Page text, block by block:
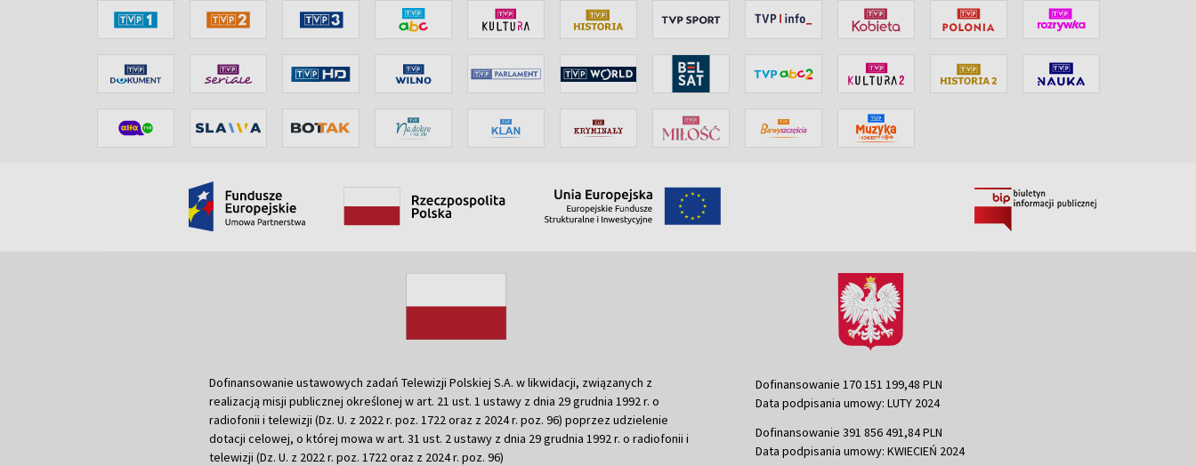
Dofinansowanie ustawowych zadań Telewizji Polskiej S.A. w likwidacji, związanych z
realizacją misji publicznej określonej w art. 21 ust. 1 ustawy z dnia 29 grudnia 1992 r. o
radiofonii i telewizji (Dz. U. z 2022 r. poz. 1722 oraz z 2024 r. poz. 96) poprzez udzielenie
dotacji celowej, o której mowa w art. 31 ust. 2 ustawy z dnia 29 grudnia 1992 r. o radiofonii i
telewizji (Dz. U. z 2022 r. poz. 1722 oraz z 2024 r. poz. 96)
Dofinansowanie 170 151 199,48 PLN
Data podpisania umowy: LUTY 2024
Dofinansowanie 391 856 491,84 PLN
Data podpisania umowy: KWIECIEŃ 2024